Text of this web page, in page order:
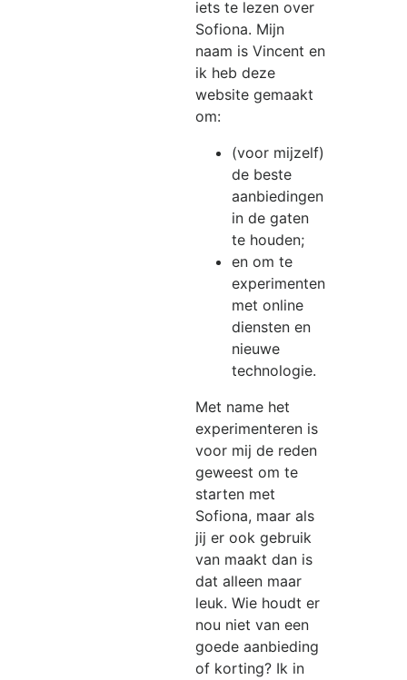
iets te lezen over
Sofiona. Mijn
naam is Vincent en
ik heb deze
website gemaakt
om:
(voor mijzelf)
de beste
aanbiedingen
in de gaten
te houden;
en om te
experimenten
met online
diensten en
nieuwe
technologie.
Met name het
experimenteren is
voor mij de reden
geweest om te
starten met
Sofiona, maar als
jij er ook gebruik
van maakt dan is
dat alleen maar
leuk. Wie houdt er
nou niet van een
goede aanbieding
of korting? Ik in